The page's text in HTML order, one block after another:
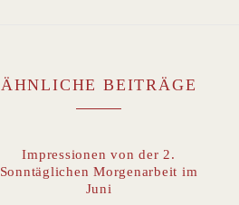
ÄHNLICHE BEITRÄGE
Impressionen von der 2.
Sonntäglichen Morgenarbeit im
Juni